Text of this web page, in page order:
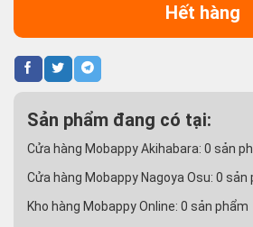
Hết hàng
Sản phẩm đang có tại:
Cửa hàng Mobappy Akihabara: 0 sản
Cửa hàng Mobappy Nagoya Osu: 0 sản
Kho hàng Mobappy Online: 0 sản phẩm